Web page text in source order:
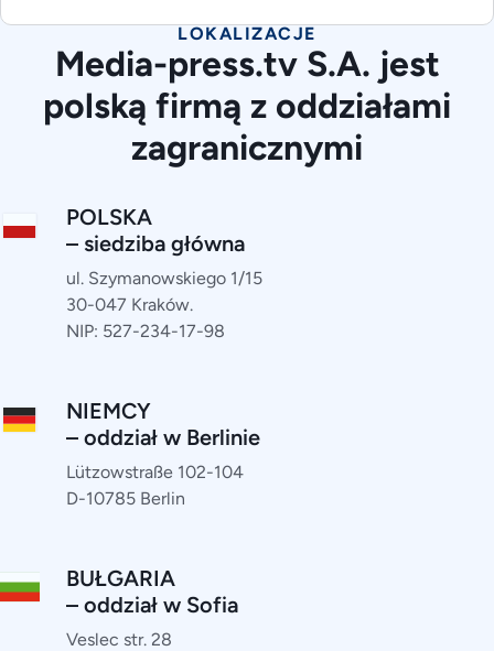
LOKALIZACJE
Media-press.tv S.A. jest
polską firmą z oddziałami
zagranicznymi
POLSKA
– siedziba główna
ul. Szymanowskiego 1/15
30-047 Kraków.
NIP: 527-234-17-98
NIEMCY
– oddział w Berlinie
Lützowstraße 102-104
D-10785 Berlin
BUŁGARIA
– oddział w Sofia
Veslec str. 28